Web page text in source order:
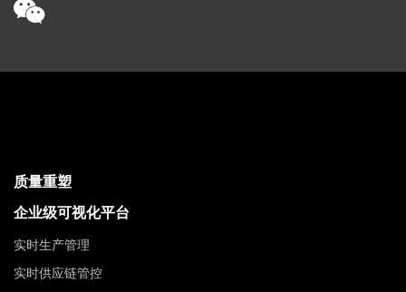
质量重塑
企业级可视化平台
实时生产管理
实时供应链管控